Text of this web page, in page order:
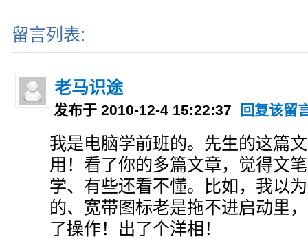
留言列表:
老马识途
发布于 2010-12-4 15:22:37 回复该留
我是电脑学前班的。先生的这篇
用！看了你的多篇文章，觉得文
学、有些还看不懂。比如，我以
的、宽带图标老是拖不进启动里
了操作！出了个洋相！